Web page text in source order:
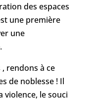
des espaces
une première
une
.
rendons à ce
de noblesse ! Il
violence, le souci